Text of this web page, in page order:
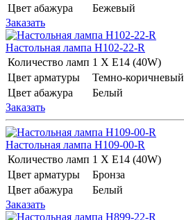
Цвет абажура
Бежевый
Заказать
Настольная лампа H102-22-R
Количество ламп 1 Х E14 (40W)
Цвет арматуры
Темно-коричневый
Цвет абажура
Белый
Заказать
Настольная лампа H109-00-R
Количество ламп 1 Х E14 (40W)
Цвет арматуры
Бронза
Цвет абажура
Белый
Заказать